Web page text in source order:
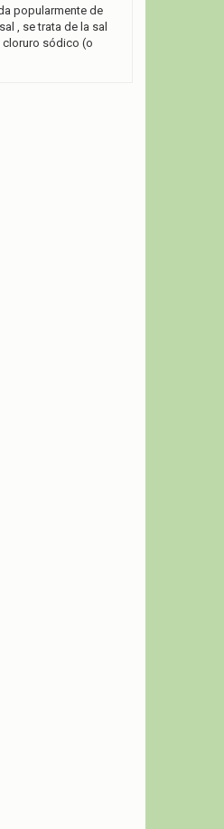
popularmente de
, se trata de la sal
sódico (o